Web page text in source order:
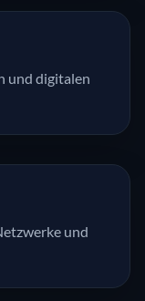
und digitalen
und